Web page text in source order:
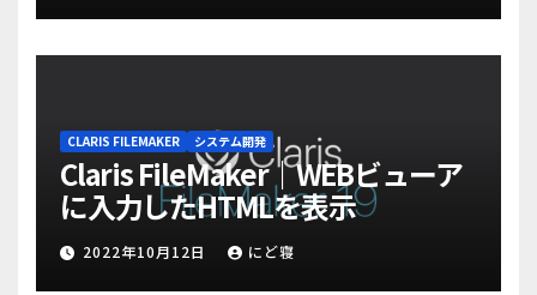
CLARIS FILEMAKER システム開発
Claris FileMaker｜WEBビューア
に入力したHTMLを表示
2022年10月12日 にど寝